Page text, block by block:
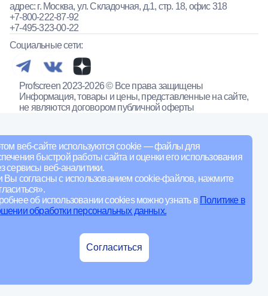
веб-сайте используются cookie — файлы для
быстрой работы сайта и оценки его использования
сервисы веб-аналитики.
Вы согласны с использованием cookie-файлов, нажмите
об использовании cookies можно узнать в Политике в
обработки персональных данных.
Согласиться
адрес: г. Москва, ул. Складочная, д.1, стр. 18, офис 318
+7-800-222-87-92
+7-495-323-00-22
Социальные сети:
Profscreen 2023-2026 © Все права защищены
Информация, товары и цены, представленные на сайте,
не являются договором публичной оферты